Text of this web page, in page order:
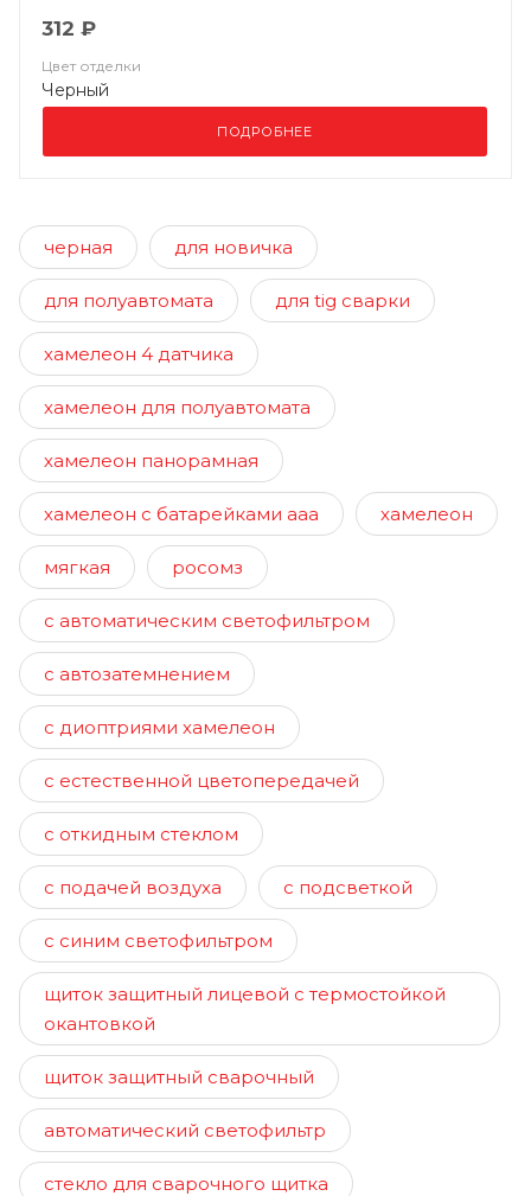
312 ₽
Цвет отделки
Черный
ПОДРОБНЕЕ
черная для новичка
для полуавтомата для tig сварки
хамелеон 4 датчика
хамелеон для полуавтомата
хамелеон панорамная
хамелеон с батарейками ааа хамелеон
мягкая росомз
с автоматическим светофильтром
с автозатемнением
с диоптриями хамелеон
с естественной цветопередачей
с откидным стеклом
с подачей воздуха с подсветкой
с синим светофильтром
щиток защитный лицевой с термостойкой
окантовкой
щиток защитный сварочный
автоматический светофильтр
стекло для сварочного щитка